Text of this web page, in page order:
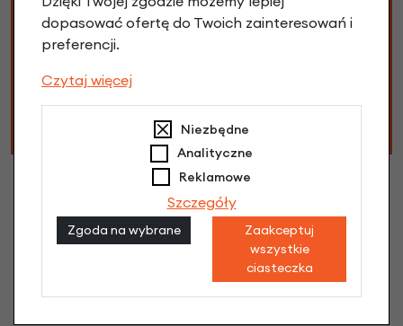
Dlatego możliwe jest, że Twój rower jest
zmontowany nieco inaczej niż podaje specyfikacja.
Na przykład może się zdarzyć, że w swoim rowerze
znajdziesz inne pedały, gripy lub łańcuch. Nie martw
Jak pakujemy rowery?
dopasować ofertę do Twoich zainteresowań i
preferencji.
Czytaj więcej
Niezbędne
Analityczne
Reklamowe
Szczegóły
Zgoda na wybrane
Zaakceptuj
wszystkie
ciasteczka